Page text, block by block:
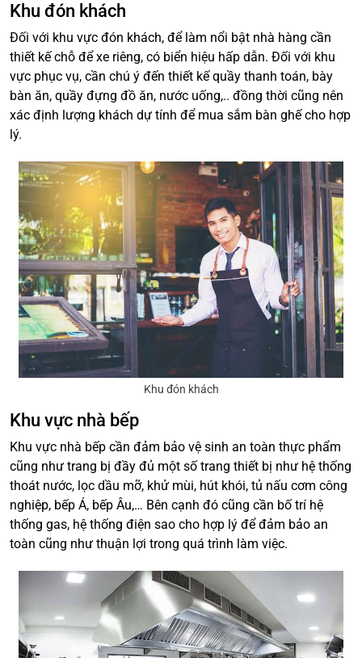
Khu đón khách
Đối với khu vực đón khách, để làm nổi bật nhà hàng cần
thiết kế chỗ để xe riêng, có biển hiệu hấp dẫn. Đối với khu
vực phục vụ, cần chú ý đến thiết kế quầy thanh toán, bày
bàn ăn, quầy đựng đồ ăn, nước uống,.. đồng thời cũng nên
xác định lượng khách dự tính để mua sắm bàn ghế cho hợp
lý.
Khu đón khách
Khu vực nhà bếp
Khu vực nhà bếp cần đảm bảo vệ sinh an toàn thực phẩm
cũng như trang bị đầy đủ một số trang thiết bị như hệ thống
thoát nước, lọc dầu mỡ, khử mùi, hút khói, tủ nấu cơm công
nghiệp, bếp Á, bếp Âu,… Bên cạnh đó cũng cần bố trí hệ
thống gas, hệ thống điện sao cho hợp lý để đảm bảo an
toàn cũng như thuận lợi trong quá trình làm việc.